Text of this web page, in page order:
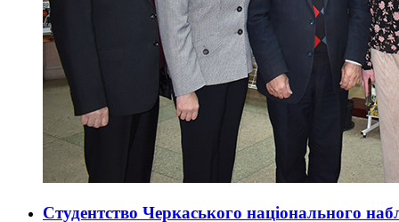
Студентство Черкаського національного